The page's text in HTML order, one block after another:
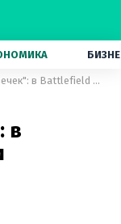
"Зеленый человечек": в Battlefield 2042 нашли скандальный скин на российского бойца
в